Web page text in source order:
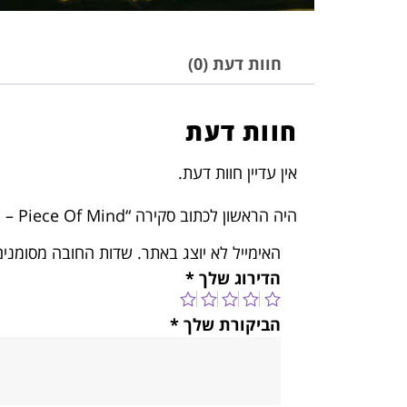
חוות דעת (0)
חוות דעת
אין עדיין חוות דעת.
היה הראשון לכתוב סקירה “Iron Maiden – Piece Of Mind”
האימייל לא יוצג באתר. שדות החובה
הדירוג שלך *
הביקורת שלך *